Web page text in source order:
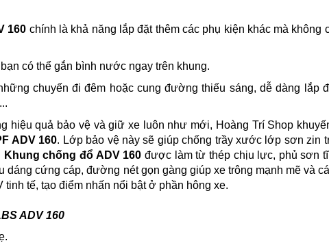
160 chính là khả năng lắp đặt thêm các phụ kiện khác mà không
có thể gắn bình nước ngay trên khung.
chuyến đi đêm hoặc cung đường thiếu sáng, dễ dàng lắp
hiệu quả bảo vệ và giữ xe luôn như mới, Hoàng Trí Shop
ADV 160. Lớp bảo vệ này sẽ giúp chống trầy xước lớp sơn zin
Khung chống đổ ADV 160 được làm từ thép chịu lực, phủ sơn
dáng cứng cáp, đường nét gọn gàng giúp xe trông mạnh mẽ và
tế, tạo điểm nhấn nổi bật ở phần hông xe.
ADV 160